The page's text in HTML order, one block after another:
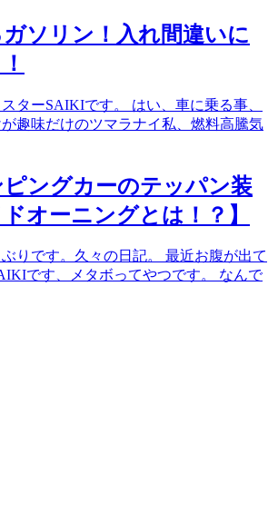
ソリン！入れ間違いに
ターSAIKIです。 はい、車に乗る事、
趣味だけのツマラナイ私、燃料高騰気
ピングカーのテッパン装
オーニングとは！？】
りです。久々の日記。 最近お腹が出て
です、メタボってやつです。 なんで